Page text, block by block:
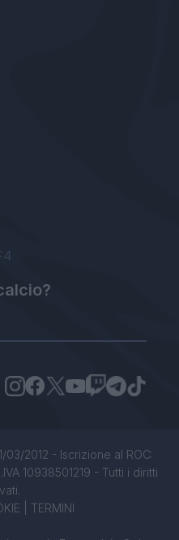
03/2012 - Iscrizione al ROC:
10938501219 - Tutti i diritti
TERMINI